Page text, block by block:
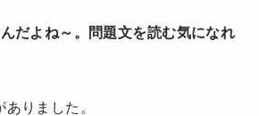
んだよね～。問題文を読む気になれ
りました。